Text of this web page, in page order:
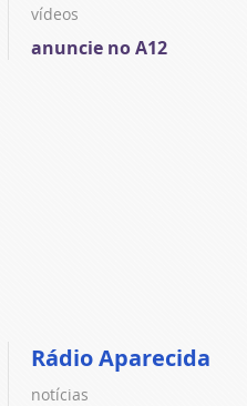
vídeos
anuncie no A12
Rádio Aparecida
notícias